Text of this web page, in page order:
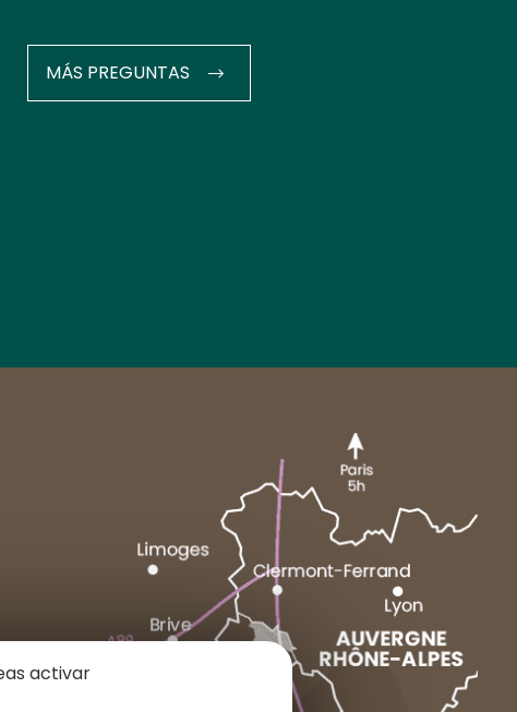
MÁS PREGUNTAS
NEUSSARGUES
activar